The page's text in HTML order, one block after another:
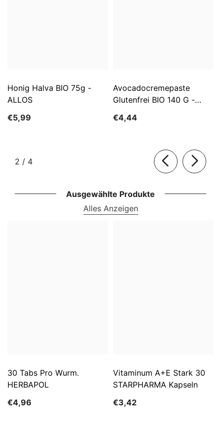
Honig Halva BIO 75g -
ALLOS
€5,99
Avocadocremepaste
Glutenfrei BIO 140 G -
€4,44
2 / von
4
Ausgewählte Produkte
Alles Anzeigen
30 Tabs Pro Wurm.
HERBAPOL
€4,96
Vitaminum A+E Stark 30
STARPHARMA Kapseln
€3,42